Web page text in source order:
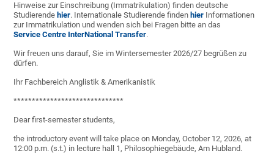
Hinweise zur Einschreibung (Immatrikulation) finden deutsche
Studierende hier. Internationale Studierende finden hier Informationen
zur Immatrikulation und wenden sich bei Fragen bitte an das
Service Centre InterNational Transfer.
Wir freuen uns darauf, Sie im Wintersemester 2026/27 begrüßen zu
dürfen.
Ihr Fachbereich Anglistik & Amerikanistik
******************************
Dear first-semester students,
the introductory event will take place on Monday, October 12, 2026, at
12:00 p.m. (s.t.) in lecture hall 1, Philosophiegebäude, Am Hubland.